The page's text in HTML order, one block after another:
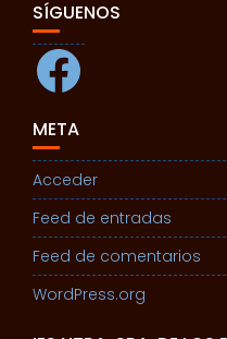
SÍGUENOS
Facebook
META
Acceder
Feed de entradas
Feed de comentarios
WordPress.org